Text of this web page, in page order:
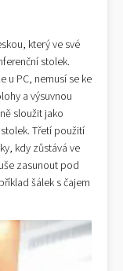
který ve své
stolek.
u PC, nemusí se ke
a výsuvnou
sloužit jako
Třetí použití
kdy zůstává ve
zasunout pod
šálek s čajem